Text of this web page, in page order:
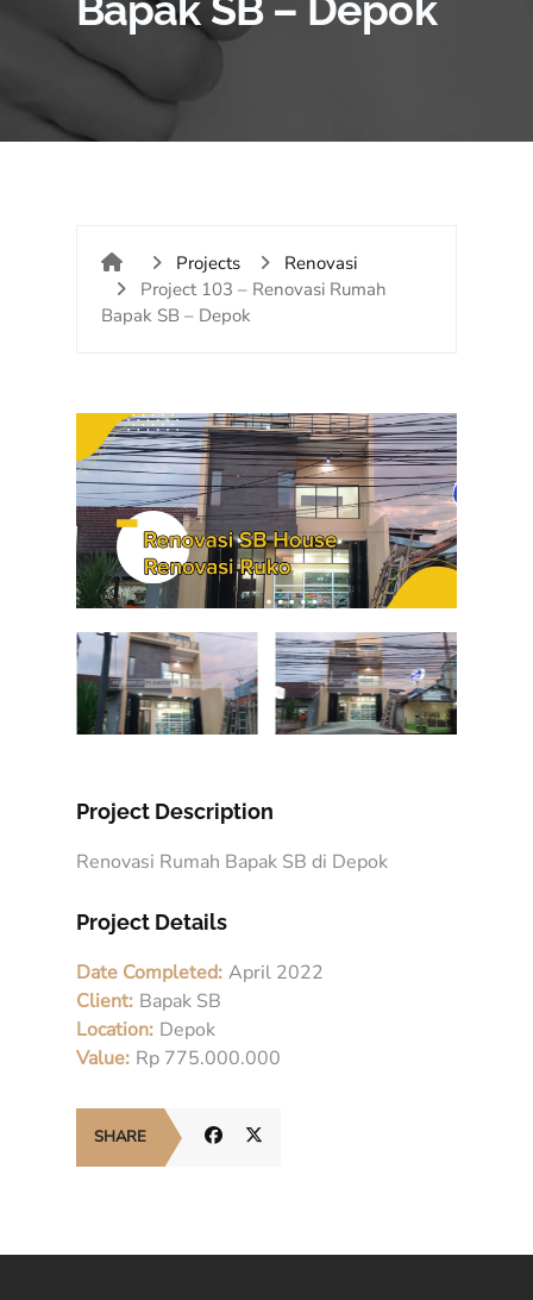
Projects
Renovasi
Project 103 – Renovasi Rumah
Bapak SB – Depok
Project Description
Renovasi Rumah Bapak SB di Depok
Project Details
Date Completed: April 2022
Client: Bapak SB
Location: Depok
Value: Rp 775.000.000
SHARE